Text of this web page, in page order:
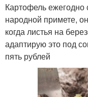
Картофель
народной примете,
когда листья на
адаптирую это под
пять рублей